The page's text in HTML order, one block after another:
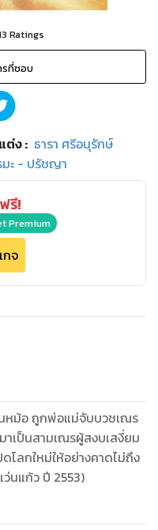
Ratings
รที่ชอบ
ต่ง : ธารา ศรีอนุรักษ์
มะ - ปรัชญา
รี!
Premium
จ
หม้อ ถูกพ่อแม่จับบวชเณร
เป็นสามเณรผู้สงบเสงี่ยม
โลกใหม่ให้อย่างคาดไม่ถึง
ว่นแก้ว ปี 2553)